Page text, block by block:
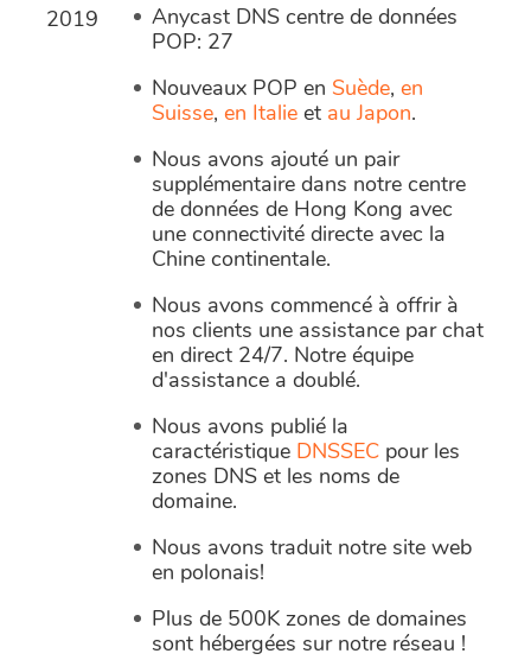
2019
Anycast DNS centre de données
POP: 27
Nouveaux POP en Suède, en
Suisse, en Italie et au Japon.
Nous avons ajouté un pair
supplémentaire dans notre centre
de données de Hong Kong avec
une connectivité directe avec la
Chine continentale.
Nous avons commencé à offrir à
nos clients une assistance par chat
en direct 24/7. Notre équipe
d'assistance a doublé.
Nous avons publié la
caractéristique DNSSEC pour les
zones DNS et les noms de
domaine.
Nous avons traduit notre site web
en polonais!
Plus de 500K zones de domaines
sont hébergées sur notre réseau !